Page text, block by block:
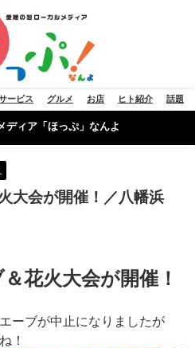
ービス グルメ お店 ヒト紹介 話題
ディア「ほっぷ」なんよ
大会が開催！／八幡浜
花火大会が開催！
ーブが中止になりましたが
！